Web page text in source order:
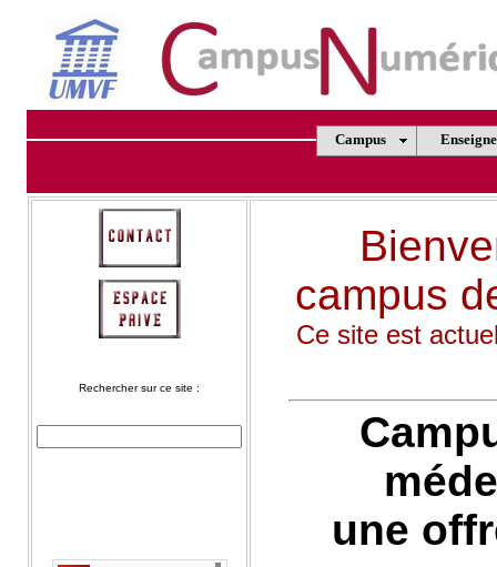
Campus
Rechercher sur ce site :
campus
Ce site est
une